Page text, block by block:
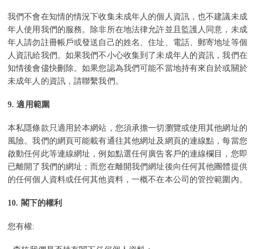
我們不會在知情的情況下收集未成年人的個人資訊，也不建議未成
年人使用我們的服務。除非所在地法律允許並且監護人同意，未成
年人請勿註冊帳戶或發送自己的姓名、住址、電話、郵寄地址等個
人資訊給我們。如果我們不小心收集到了未成年人的資訊，我們在
知情後會儘快刪除。如果您認為我們可能不當地持有來自於或關於
未成年人的資訊，請聯繫我們。
9.適用範圍
本私隱條款只適用於本網站，您須承擔一切瀏覽或使用其他網址的
風險。我們的網頁可能載有通往其他網址及網頁的連線點，每當您
啟動任何此等連線網址，例如點選任何廣告客戶的連線欄目，您即
已離開了我們的網址；而您在離開我們網址後向任何其他團體提供
的任何個人資料或任何其他資料，一概不在本公司的管控範圍內。
10. 閣下的權利
您有權: